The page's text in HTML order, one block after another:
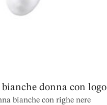
bianche donna con logo
bianche con righe nere